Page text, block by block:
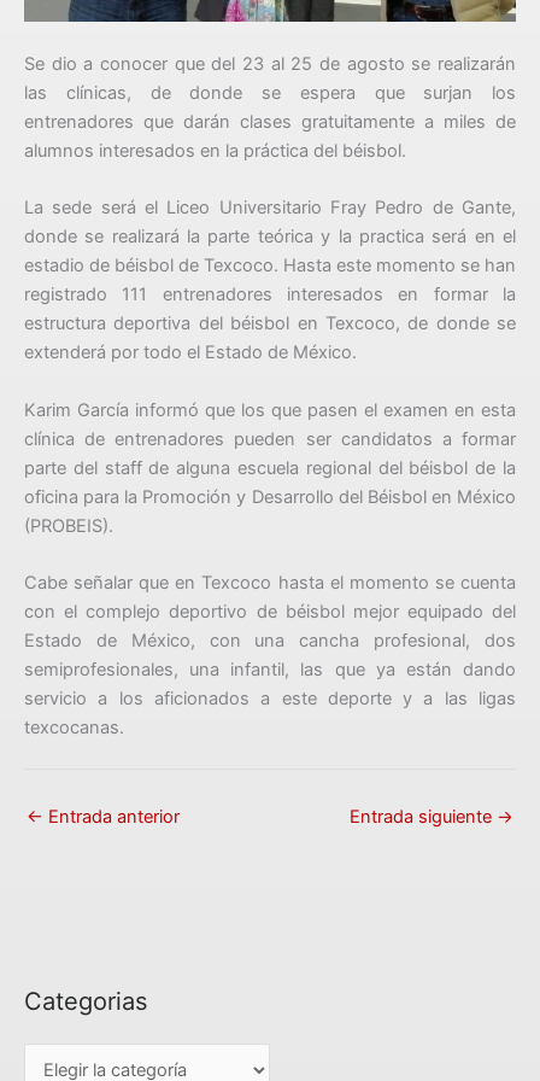
Se dio a conocer que del 23 al 25 de agosto se realizarán
las clínicas, de donde se espera que surjan los
entrenadores que darán clases gratuitamente a miles de
alumnos interesados en la práctica del béisbol.
La sede será el Liceo Universitario Fray Pedro de Gante,
donde se realizará la parte teórica y la practica será en el
estadio de béisbol de Texcoco. Hasta este momento se han
registrado 111 entrenadores interesados en formar la
estructura deportiva del béisbol en Texcoco, de donde se
extenderá por todo el Estado de México.
Karim García informó que los que pasen el examen en esta
clínica de entrenadores pueden ser candidatos a formar
parte del staff de alguna escuela regional del béisbol de la
oficina para la Promoción y Desarrollo del Béisbol en México
(PROBEIS).
Cabe señalar que en Texcoco hasta el momento se cuenta
con el complejo deportivo de béisbol mejor equipado del
Estado de México, con una cancha profesional, dos
semiprofesionales, una infantil, las que ya están dando
servicio a los aficionados a este deporte y a las ligas
texcocanas.
← Entrada anterior Entrada siguiente →
Categorias
C